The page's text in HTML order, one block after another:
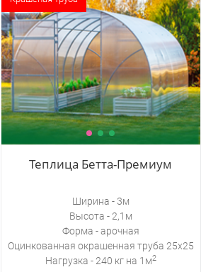
Теплица Бетта-Премиум
Ширина - 3м
Высота - 2,1м
Форма - арочная
Оцинкованная окрашенная труба 25х25
Нагрузка - 240 кг на 1м2